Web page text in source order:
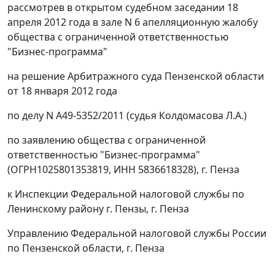
рассмотрев в открытом судебном заседании 18
апреля 2012 года в зале N 6 апелляционную жалобу
общества с ограниченной ответственностью
"Бизнес-программа"
на решение Арбитражного суда Пензенской области
от 18 января 2012 года
по делу N А49-5352/2011 (судья Колдомасова Л.А.)
по заявлению общества с ограниченной
ответственностью "Бизнес-программа"
(ОГРН1025801353819, ИНН 5836618328), г. Пенза
к Инспекции Федеральной налоговой службы по
Ленинскому району г. Пензы, г. Пенза
Управлению Федеральной налоговой службы России
по Пензенской области, г. Пенза